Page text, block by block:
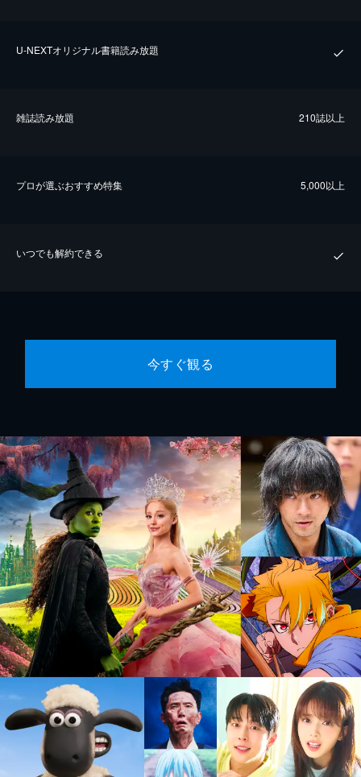
U-NEXTオリジナル書籍読み放題
雑誌読み放題 210誌以上
プロが選ぶおすすめ特集 5,000以上
いつでも解約できる
今すぐ観る